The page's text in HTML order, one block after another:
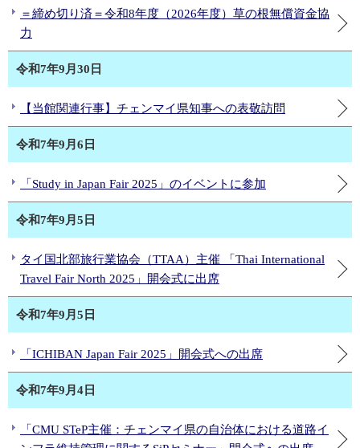
＝締め切り済＝令和8年度（2026年度）草の根無償資金協
力
令和7年9月30日
【当館関連行事】チェンマイ県知事への表敬訪問
令和7年9月6日
「Study in Japan Fair 2025」のイベントに参加
令和7年9月5日
タイ国北部旅行業協会（TTAA）主催 「Thai International
Travel Fair North 2025」開会式に出席
令和7年9月5日
「ICHIBAN Japan Fair 2025」開会式への出席
令和7年9月4日
「CMU STeP主催：チェンマイ県の自治体における道路イ